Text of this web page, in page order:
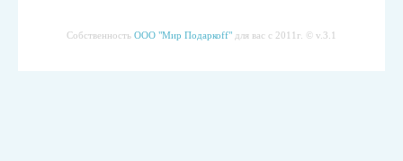
Собственность ООО "Мир Подаркоff" для вас с 2011г. © v.3.1